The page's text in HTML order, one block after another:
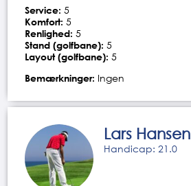
Service: 5
Komfort: 5
Renlighed: 5
Stand (golfbane): 5
Layout (golfbane): 5
Bemærkninger: Ingen
Lars Hansen
Handicap: 21.0